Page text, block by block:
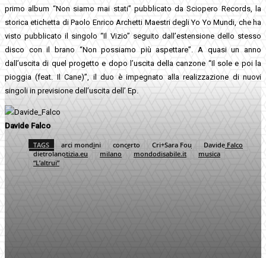
primo album “Non siamo mai stati” pubblicato da Sciopero Records, la
storica etichetta di Paolo Enrico Archetti Maestri degli Yo Yo Mundi, che ha
visto pubblicato il singolo “Il Vizio” seguito dall’estensione dello stesso
disco con il brano “Non possiamo più aspettare”. A quasi un anno
dall’uscita di quel progetto e dopo l’uscita della canzone “Il sole e poi la
pioggia (feat. Il Cane)”, il duo è impegnato alla realizzazione di nuovi
singoli in previsione dell’uscita dell’ Ep.
Davide Falco
TAGS arci mondini concerto Cri+Sara Fou
Davide Falco
dietrolanotizia.eu
milano mondodisabile.it
musica
“L’altrui”